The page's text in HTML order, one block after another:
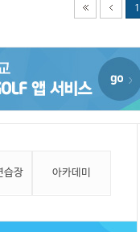
1
습장 아카데미